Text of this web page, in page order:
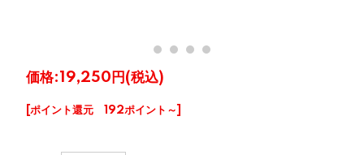
価格:19,250円 (税込)
[ポイント還元 192ポイント～]